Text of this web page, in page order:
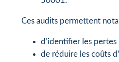
Ces audits permettent
d’identifier les pertes
de réduire les coûts